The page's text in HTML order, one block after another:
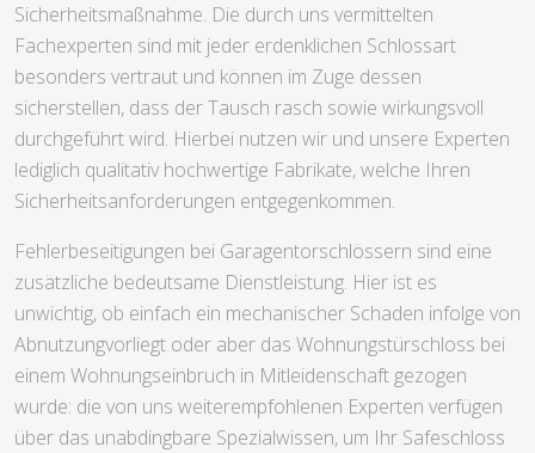
Sicherheitsmaßnahme. Die durch uns vermittelten
Fachexperten sind mit jeder erdenklichen Schlossart
besonders vertraut und können im Zuge dessen
sicherstellen, dass der Tausch rasch sowie wirkungsvoll
durchgeführt wird. Hierbei nutzen wir und unsere Experten
lediglich qualitativ hochwertige Fabrikate, welche Ihren
Sicherheitsanforderungen entgegenkommen.
Fehlerbeseitigungen bei Garagentorschlössern sind eine
zusätzliche bedeutsame Dienstleistung. Hier ist es
unwichtig, ob einfach ein mechanischer Schaden infolge von
Abnutzungvorliegt oder aber das Wohnungstürschloss bei
einem Wohnungseinbruch in Mitleidenschaft gezogen
wurde: die von uns weiterempfohlenen Experten verfügen
über das unabdingbare Spezialwissen, um Ihr Safeschloss